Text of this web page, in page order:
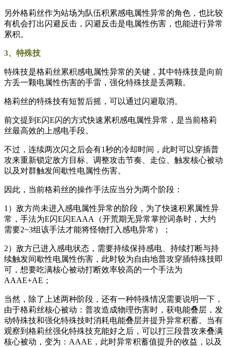
另外格莉丝作为站场为队伍积累感电属性异常的角色，也比较
有机会打出闪避反击，闪避反击是电属性伤害，也能进行异常
累积。
3、特殊技
特殊技是格莉丝累积感电属性异常的关键，其中特殊技是向前
方丢一颗电属性伤害的手雷，强化特殊技是丢两颗。
格莉丝的特殊技有短暂后摇，可以通过闪避取消。
前文提到E闪E闪的方式快速累积感电属性异常，是当前格莉
丝最高效的上感电手段。
不过，连续两次闪之后会有1秒的冷却时间，此时可以穿插普
攻来重新锁定敌方目标、调整攻击节奏、走位、触发核心被动
以及对群触发间歇性电属性伤害。
因此，当前格莉丝的操作手法应当分为两个阶段：
1）敌方尚未进入感电属性异常的阶段，为了快速积累属性异
常，手法为E闪E闪EAAA（开荒期无异常掌控词条时，大约
需要2~3组该手法才能将怪物打入感电异常）；
2）敌方已进入感电状态，需要持续保持感电、持续打断与持
续触发间歇性电属性伤害，此时较为自由地普攻穿插特殊技即
可，想要吃满核心被动打断效率较高的一个手法为
AAAE+AE；
当然，除了上述两种阶段，还有一种特殊情况需要说明一下，
由于格莉丝核心被动：普攻造成物理伤害时，获电能叠层，发
动特殊技和强化特殊技时消耗电能叠层并提升异常积蓄。当有
观察到格莉丝强化特殊技充能好之后，可以打三段普攻来叠满
核心被动，变为：AAAE，此时异常积蓄值提升的收益，以及